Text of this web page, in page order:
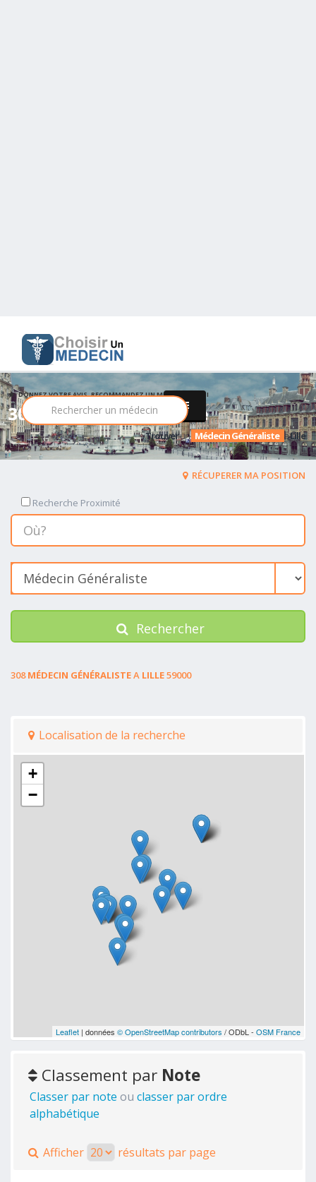
308 Médecin Généraliste
DONNEZ VOTRE AVIS, RECOMMANDEZ UN MEDECIN PARMI
Trouverun Médecin Généraliste aLille
RÉCUPERER MA POSITION
Recherche Proximité
Rechercher
308MÉDECIN GÉNÉRALISTEA LILLE59000
Localisation de la recherche
+
−
Leaflet| données © OpenStreetMap contributors / ODbL - OSM France
Classement par Note
Classer par note ou classer par ordre
alphabétique
Afficher résultats par page